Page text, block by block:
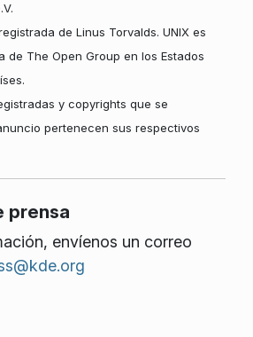
de Linus Torvalds. UNIX es
de The Open Group en los Estados
y copyrights que se
pertenecen sus respectivos
prensa
envíenos un correo